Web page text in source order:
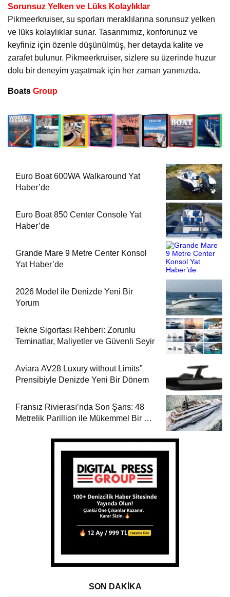
Sorunsuz Yelken ve Lüks Kolaylıklar
Pikmeerkruiser, su sporları meraklılarına sorunsuz yelken
ve lüks kolaylıklar sunar. Tasarımımız, konforunuz ve
keyfiniz için özenle düşünülmüş, her detayda kalite ve
zarafet bulunur. Pikmeerkruiser, sizlere su üzerinde huzur
dolu bir deneyim yaşatmak için her zaman yanınızda.
Boats Group
Euro Boat 600WA Walkaround Yat
Haber’de
Euro Boat 850 Center Console Yat
Haber’de
Grande Mare 9 Metre Center Konsol
Yat Haber’de
2026 Model ile Denizde Yeni Bir
Yorum
Tekne Sigortası Rehberi: Zorunlu
Teminatlar, Maliyetler ve Güvenli Seyir
Aviara AV28 Luxury without Limits”
Prensibiyle Denizde Yeni Bir Dönem
Fransız Rivierası’nda Son Şans: 48
Metrelik Parillion ile Mükemmel Bir Yat
SON DAKİKA